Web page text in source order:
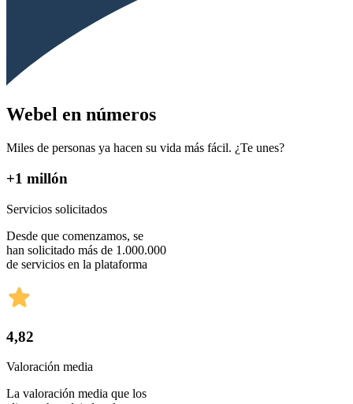
Webel en números
Miles de personas ya hacen su vida más fácil. ¿Te unes?
+1 millón
Servicios solicitados
Desde que comenzamos, se
han solicitado más de 1.000.000
de servicios en la plataforma
4,82
Valoración media
La valoración media que los